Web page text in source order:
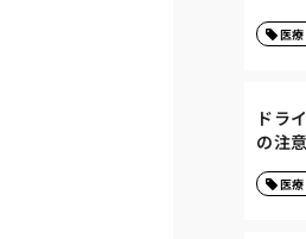
医療
ドラ
の注
医療